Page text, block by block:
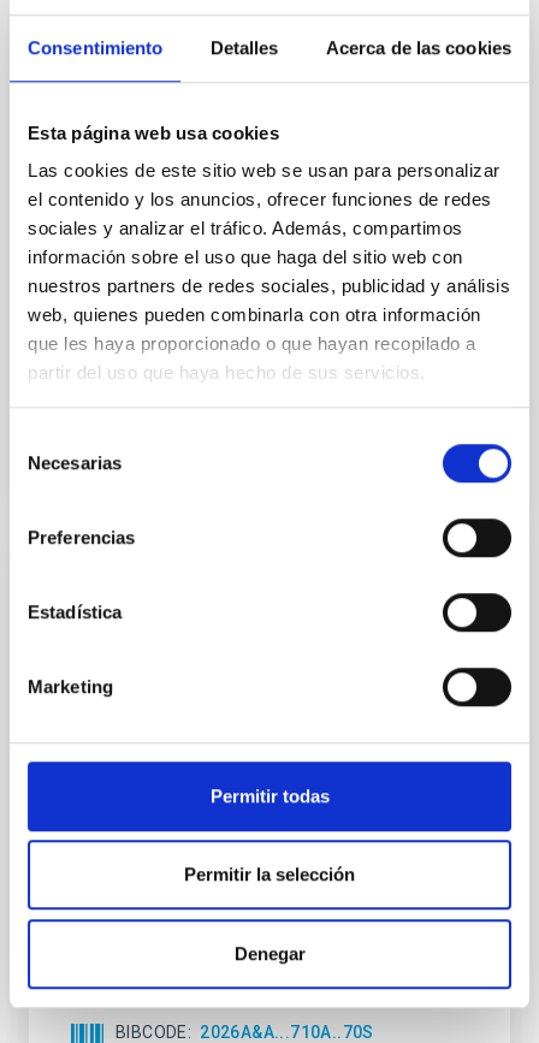
Consentimiento Detalles Acerca de las cookies
Esta página web usa cookies
Las cookies de este sitio web se usan para personalizar
el contenido y los anuncios, ofrecer funciones de redes
sociales y analizar el tráfico. Además, compartimos
información sobre el uso que haga del sitio web con
nuestros partners de redes sociales, publicidad y análisis
web, quienes pueden combinarla con otra información
que les haya proporcionado o que hayan recopilado a
partir del uso que haya hecho de sus servicios.
Necesarias
Preferencias
Estadística
Marketing
Permitir todas
Permitir la selección
Denegar
the inner dark matter density slopes of
galaxies
star formation histories (SFHs) and the inner dark
particular, we tested whether the burstiness and
temporal distribution of star formation influence the
formation of cored versus cuspy dark matter profiles.
Methods. We homogeneously analysed
Sarrato-Alós, J. et al.
Fecha de publicación: 6 2026
Joining forces: 30 years of optical
We present extended optical monitoring of the
2237+0305, the Einstein Cross, including
hemispheres and using a new photometric
from the lens system to accurately determine the
sky background level
Shalyapin, V. N. et al.
Fecha de publicación: 6 2026
BIBCODE 2026A&A...710A..70S